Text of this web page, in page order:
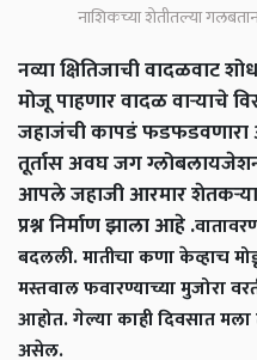
नाशिकच्या शेतीतल्या
नव्या क्षितिजाची वादळवाट
मोजू पाहणार वादळ वाऱ्याचे
जहाजंची कापडं
तूर्तास अवघ जग
आपले जहाजी आरमार
प्रश्न निर्माण झाला आहे .
बदलली. मातीचा कणा केव्हाच
मस्तवाल फवारण्याच्या मुजोरा
आहोत. गेल्या काही दिवसात
असेल.